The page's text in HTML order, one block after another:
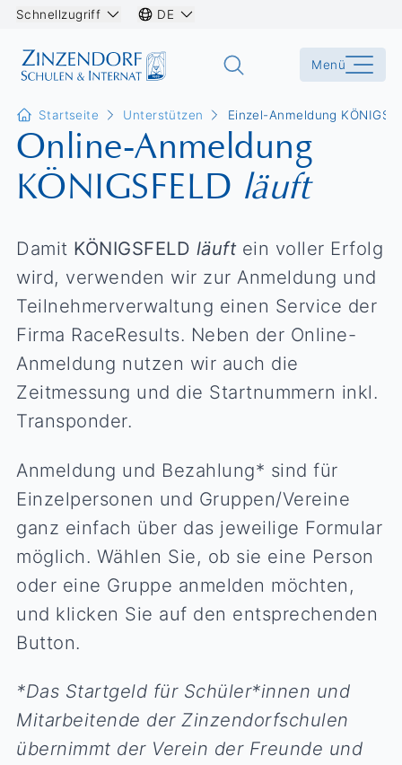
Schnellzugriff DE
Menü
Startseite Unterstützen Einzel-Anmeldung
Online-Anmeldung
KÖNIGSFELD läuft
Damit KÖNIGSFELD läuft ein voller Erfolg
wird, verwenden wir zur Anmeldung und
Teilnehmerverwaltung einen Service der
Firma RaceResults. Neben der Online-
Anmeldung nutzen wir auch die
Zeitmessung und die Startnummern inkl.
Transponder.
Anmeldung und Bezahlung* sind für
Einzelpersonen und Gruppen/Vereine
ganz einfach über das jeweilige Formular
möglich. Wählen Sie, ob sie eine Person
oder eine Gruppe anmelden möchten,
und klicken Sie auf den entsprechenden
Button.
*Das Startgeld für Schüler*innen und
Mitarbeitende der Zinzendorfschulen
übernimmt der Verein der Freunde und